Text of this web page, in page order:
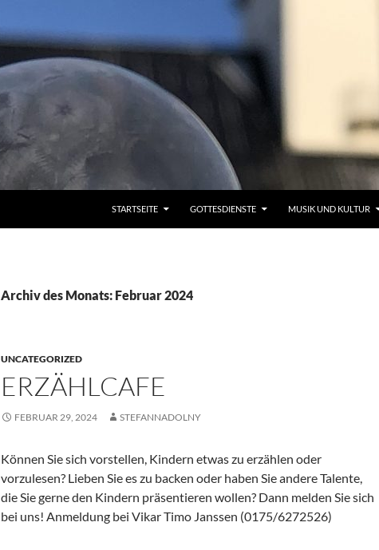
STARTSEITE GOTTESDIENSTE MUSIK UND KULTUR
Archiv des Monats: Februar 2024
UNCATEGORIZED
ERZÄHLCAFE
FEBRUAR 29, 2024 STEFANNADOLNY
Können Sie sich vorstellen, Kindern etwas zu erzählen oder
vorzulesen? Lieben Sie es zu backen oder haben Sie andere Talente,
die Sie gerne den Kindern präsentieren wollen? Dann melden Sie sich
bei uns! Anmeldung bei Vikar Timo Janssen (0175/6272526)